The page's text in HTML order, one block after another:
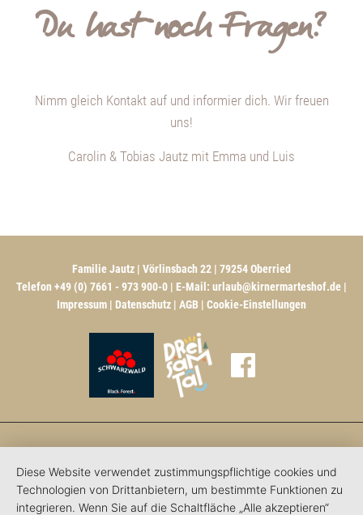
Du hast noch Fragen?
Nimm gleich Kontakt auf und informier dich. Wir freuen
uns!
Carolin & Tobias Jautz mit Emma und Luis
Familie Jautz | Vörlinsbach 22 | 79254 Oberried
Telefon +49 (0) 7661 - 973 900-0 | E-Mail: urlaub@kirnermarteshof.de |
Impressum | Datenschutz | AGB | Cookie-Einstellungen
Diese Website verwendet zustimmungspflichtige cookies und
Technologien von Drittanbietern, um bestimmte Funktionen zu
integrieren. Wenn Sie auf die Schaltfläche „Alle akzeptieren“